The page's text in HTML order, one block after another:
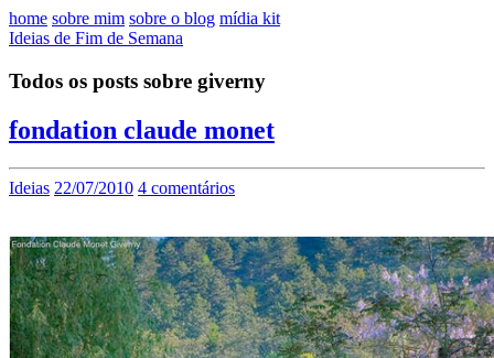
home sobre mim sobre o blog mídia kit
Ideias de Fim de Semana
Todos os posts sobre giverny
fondation claude monet
Ideias 22/07/2010 4 comentários